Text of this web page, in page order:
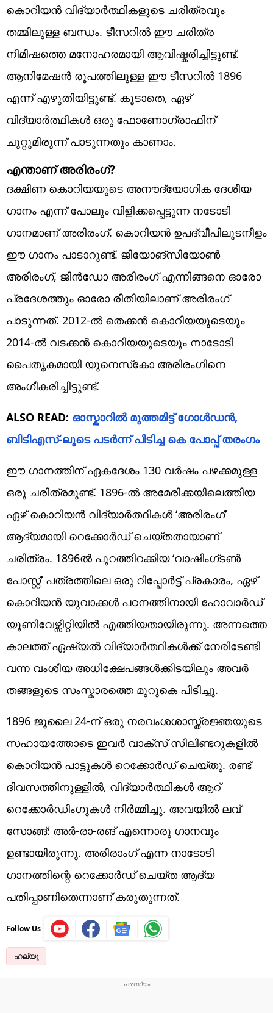
കൊറിയൻ വിദ്യാർത്ഥികളുടെ ചരിത്രവും
തമ്മിലുള്ള ബന്ധം. ടീസറിൽ ഈ ചരിത്ര
നിമിഷത്തെ മനോഹരമായി ആവിഷ്കരിച്ചിട്ടുണ്ട്.
ആനിമേഷൻ രൂപത്തിലുള്ള ഈ ടീസറിൽ 1896
എന്ന് എഴുതിയിട്ടുണ്ട്. കൂടാതെ, ഏഴ്
വിദ്യാർത്ഥികൾ ഒരു ഫോണോഗ്രാഫിന്
ചുറ്റുമിരുന്ന് പാടുന്നതും കാണാം.
എന്താണ് അരിരം​ഗ്?
ദക്ഷിണ കൊറിയയുടെ അനൗദ്യോ​ഗിക ദേശീയ ​
ഗാനം എന്ന് പോലും വിളിക്കപ്പെട്ടുന്ന നടോടി ​
ഗാനമാണ് അരിരം​ഗ്. കൊറിയൻ ഉപദ്വീപിലുടനീളം
ഈ ​ഗാനം പാടാറുണ്ട്. ജിയോങ്‌സിയോൺ
അരിരംഗ്, ജിൻഡോ അരിരംഗ് എന്നിങ്ങനെ ഓരോ
പ്രദേശത്തും ഓരോ രീതിയിലാണ് അരിരം​ഗ്
പാടുന്നത്. 2012-ൽ തെക്കൻ കൊറിയയുടെയും
2014-ൽ വടക്കൻ കൊറിയയുടെയും നാടോടി
പൈതൃകമായി യുനെസ്‌കോ അരിരംഗിനെ
അംഗീകരിച്ചിട്ടുണ്ട്.
ALSO READ: ഓസ്കാറിൽ മുത്തമിട്ട് ​ഗോൾഡൻ,
ബിടിഎസ്-ലൂടെ പടർന്ന് പിടിച്ച കെ പോപ്പ് തരം​ഗം
ഈ ഗാനത്തിന് ഏകദേശം 130 വർഷം പഴക്കമുള്ള
ഒരു ചരിത്രമുണ്ട്. 1896-ൽ അമേരിക്കയിലെത്തിയ
ഏഴ് കൊറിയൻ വിദ്യാർത്ഥികൾ ‘അരിരംഗ്’
ആദ്യമായി റെക്കോർഡ് ചെയ്തതായാണ്
ചരിത്രം. 1896ൽ പുറത്തിറക്കിയ ‘വാഷിംഗ്ടൺ
പോസ്റ്റ്’ പത്രത്തിലെ ഒരു റിപ്പോർട്ട് പ്രകാരം, ഏഴ്
കൊറിയൻ യുവാക്കൾ പഠനത്തിനായി ഹോവാർഡ്
യൂണിവേഴ്സിറ്റിയിൽ എത്തിയതായിരുന്നു. അന്നത്തെ
കാലത്ത് ഏഷ്യൽ വിദ്യാർത്ഥികൾക്ക് നേരിടേണ്ടി
വന്ന വംശീയ അധിക്ഷേപങ്ങൾക്കിടയിലും അവർ
തങ്ങളുടെ സംസ്കാരത്തെ മുറുകെ പിടിച്ചു.
1896 ജൂലൈ 24-ന് ഒരു നരവംശശാസ്ത്രജ്ഞയുടെ
സഹായത്തോടെ ഇവർ വാക്സ് സിലിണ്ടറുകളിൽ
കൊറിയൻ പാട്ടുകൾ റെക്കോർഡ് ചെയ്തു. ‌രണ്ട്
ദിവസത്തിനുള്ളിൽ, വിദ്യാർത്ഥികൾ ആറ്
റെക്കോർഡിംഗുകൾ നിർമ്മിച്ചു. അവയിൽ ലവ്
സോങ്ങ്: അർ-രാ-രങ് എന്നൊരു ഗാനവും
ഉണ്ടായിരുന്നു. അരിരാംഗ് എന്ന നാടോടി
ഗാനത്തിന്റെ റെക്കോർഡ് ചെയ്ത ആദ്യ
പതിപ്പാണിതെന്നാണ് കരുതുന്നത്.
Follow Us
ഹല്യൂ